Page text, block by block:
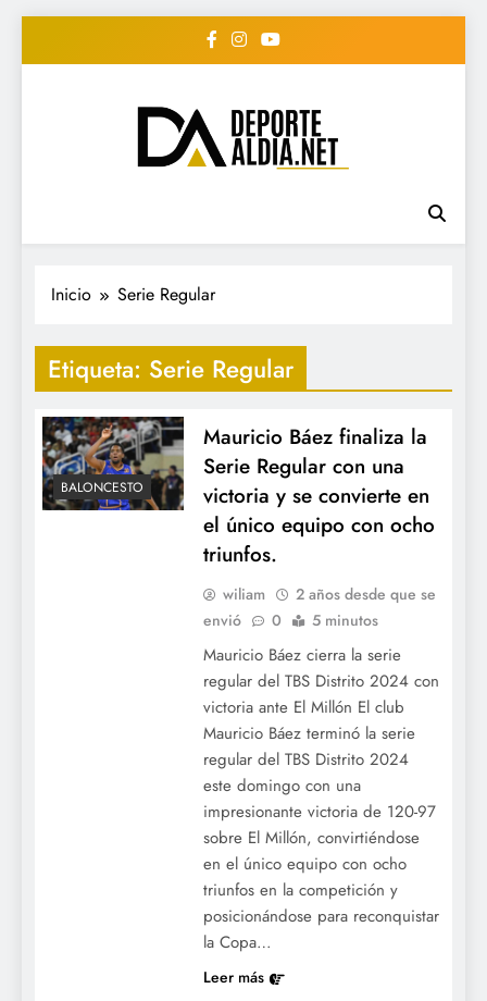
• DEPORTE AL DIA •
"Periodico Deportivo
Digital"
#deportealdiard #deportealdiaperiodico
Inicio Serie Regular
Etiqueta: Serie Regular
BALONCESTO
Mauricio Báez finaliza la
Serie Regular con una
victoria y se convierte en
el único equipo con ocho
triunfos.
wiliam
2 años desde que se
envió
0 5 minutos
Mauricio Báez cierra la serie
regular del TBS Distrito 2024 con
victoria ante El Millón El club
Mauricio Báez terminó la serie
regular del TBS Distrito 2024
este domingo con una
impresionante victoria de 120-97
sobre El Millón, convirtiéndose
en el único equipo con ocho
triunfos en la competición y
posicionándose para reconquistar
la Copa…
Leer más